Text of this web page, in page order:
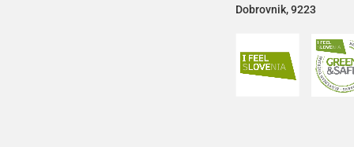
Dobrovnik, 9223